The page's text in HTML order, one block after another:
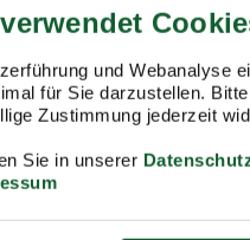
und Webanalyse
für Sie darzustellen.
Zustimmung jederzeit
Sie in unserer
% Mehrwertsteuer)